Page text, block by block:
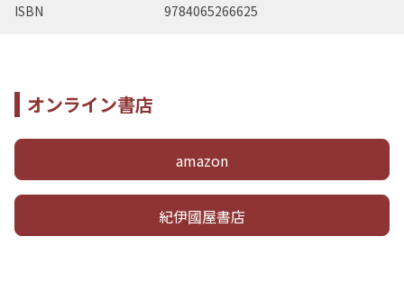
ISBN
9784065266625
オンライン書店
amazon
紀伊國屋書店